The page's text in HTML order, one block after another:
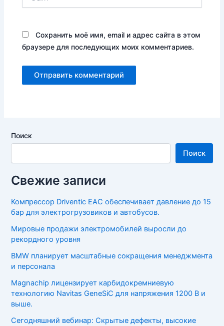
Сохранить моё имя, email и адрес сайта в этом
браузере для последующих моих комментариев.
Поиск
Поиск
Свежие записи
Компрессор Driventic EAC обеспечивает давление до 15
бар для электрогрузовиков и автобусов.
Мировые продажи электромобилей выросли до
рекордного уровня
BMW планирует масштабные сокращения менеджмента
и персонала
Magnachip лицензирует карбидокремниевую
технологию Navitas GeneSiC для напряжения 1200 В и
выше.
Сегодняшний вебинар: Скрытые дефекты, высокие